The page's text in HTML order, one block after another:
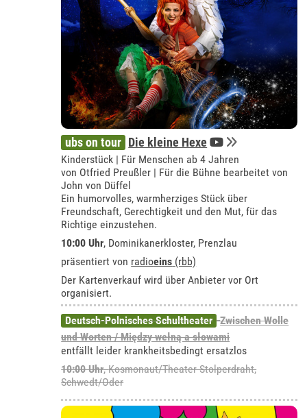
ubs on tour Die kleine Hexe
Kinderstück | Für Menschen ab 4 Jahren
von Otfried Preußler | Für die Bühne bearbeitet von
John von Düffel
Ein humorvolles, warmherziges Stück über
Freundschaft, Gerechtigkeit und den Mut, für das
Richtige einzustehen.
10:00 Uhr, Dominikanerkloster, Prenzlau
präsentiert von radioeins (rbb)
Der Kartenverkauf wird über Anbieter vor Ort
organisiert.
Deutsch-Polnisches Schultheater Zwischen Wolle
und Worten / Między wełną a słowami
entfällt leider krankheitsbedingt ersatzlos
10:00 Uhr,Kosmonaut/Theater Stolperdraht,
Schwedt/Oder